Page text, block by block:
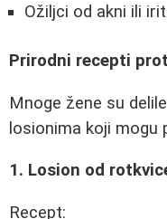
Ožiljci od akni ili
Prirodni recepti
Mnoge žene su
losionima koji mogu
1. Losion od
Recept: